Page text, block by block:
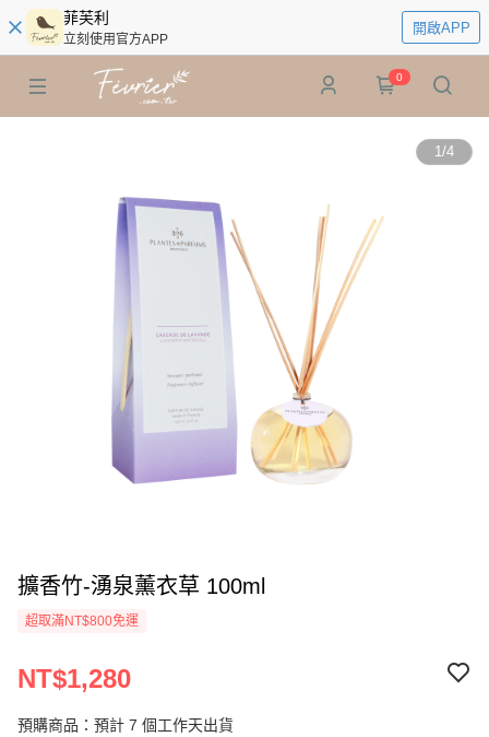
菲芙利
立刻使用官方APP
開啟APP
0
1/4
擴香竹-湧泉薰衣草 100ml
超取滿NT$800免運
NT$1,280
預購商品：預計 7 個工作天出貨